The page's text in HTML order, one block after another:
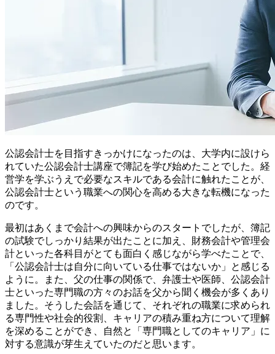
公認会計士を目指すきっかけになったのは、大学内に設けら
れていた公認会計士講座で簿記を学び始めたことでした。経
営学を学ぶうえで必要なスキルである会計に触れたことが、
公認会計士という職業への関心を高める大きな転機になった
のです。
最初はあくまで会計への興味からのスタートでしたが、簿記
の試験でしっかり結果が出たことに加え、財務会計や管理会
計といった各科目がとても面白く感じながら学べたことで、
「公認会計士は自分に向いている仕事ではないか」と感じる
ように。また、父の仕事の関係で、弁護士や医師、公認会計
士といった専門職の方々のお話を父から聞く機会が多くあり
ました。そうした会話を通じて、それぞれの職業に求められ
る専門性や社会的役割、キャリアの積み重ね方について理解
を深めることができ、自然と「専門職としてのキャリア」に
対する意識が芽生えていたのだと思います。